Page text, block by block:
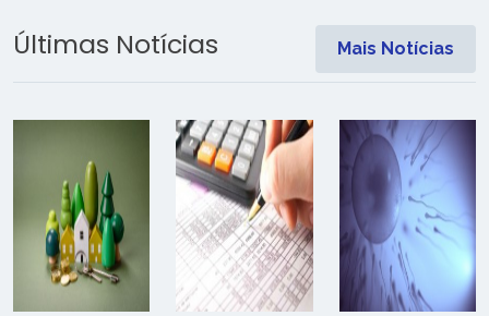
Últimas Notícias Mais Notícias